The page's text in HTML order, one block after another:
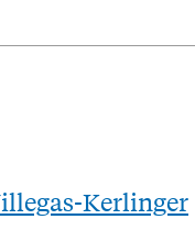
Kerlinger